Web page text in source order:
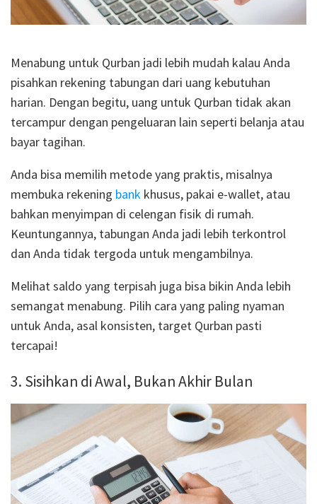
Menabung untuk Qurban jadi lebih mudah kalau Anda
pisahkan rekening tabungan dari uang kebutuhan
harian. Dengan begitu, uang untuk Qurban tidak akan
tercampur dengan pengeluaran lain seperti belanja atau
bayar tagihan.
Anda bisa memilih metode yang praktis, misalnya
membuka rekening bank khusus, pakai e-wallet, atau
bahkan menyimpan di celengan fisik di rumah.
Keuntungannya, tabungan Anda jadi lebih terkontrol
dan Anda tidak tergoda untuk mengambilnya.
Melihat saldo yang terpisah juga bisa bikin Anda lebih
semangat menabung. Pilih cara yang paling nyaman
untuk Anda, asal konsisten, target Qurban pasti
tercapai!
3. Sisihkan di Awal, Bukan Akhir Bulan